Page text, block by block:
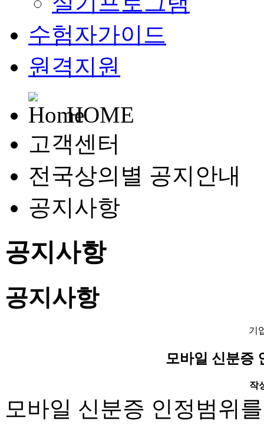
수험자가이드
원격지원
HOME
고객센터
전국상의별 공지안내
공지사항
공지사항
공지사항
기
모바일 신분증
작
모바일 신분증 인정범위